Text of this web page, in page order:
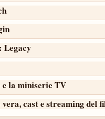
Legacy
la miniserie TV
cast e streaming del